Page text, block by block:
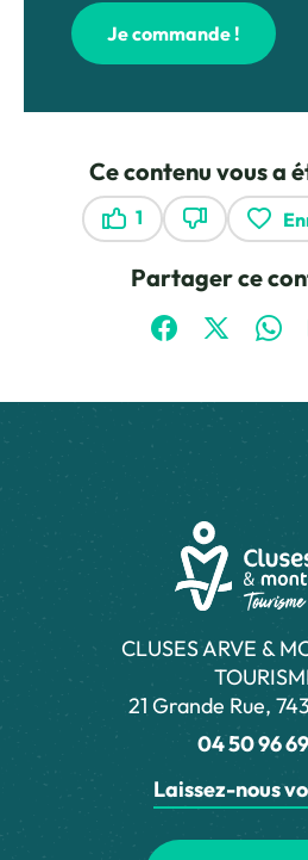
Je commande !
Ce contenu vous a
1
Partager ce
Partager sur
Partager
CLUSES ARVE &
21 Grande Rue,
04 50 96
Laissez-nous